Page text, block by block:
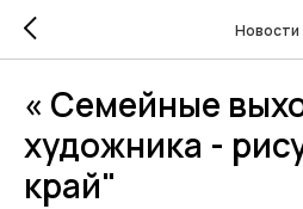
Новости
« Семейные
художника -
край"